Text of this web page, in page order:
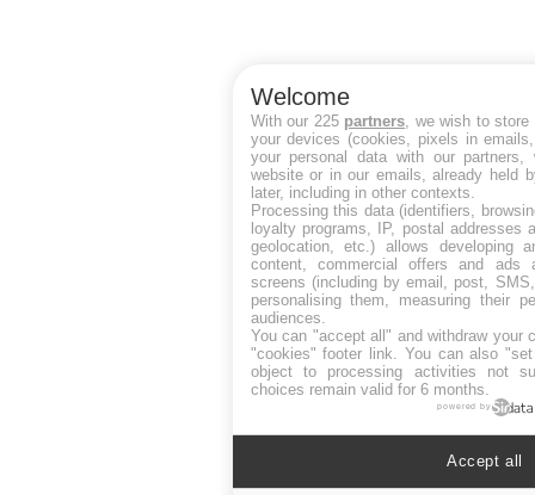
Welcome
With our 225 partners , we wish to
your devices (cookies, pixels in
your personal data with our partners,
website or in our emails, already held
later, including in other contexts.
Processing this data (identifiers,
loyalty programs, IP, postal addresses
geolocation, etc.) allows developing
content, commercial offers and ads
screens (including by email, post,
personalising them, measuring their
audiences.
You can "accept all" and withdraw your
"cookies" footer link . You can also
object to processing activities not
choices remain valid for 6 months.
powered by
Accept all